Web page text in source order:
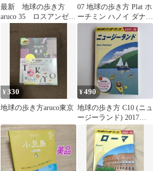
最新 地球の歩き方
aruco 35 ロスアンゼル
07 地球の歩き方 Plat ホ
ーチミン ハノイ ダナン
ホイアン
¥330
地球の歩き方aruco東京
¥490
地球の歩き方 C10 (ニュ
ージーランド) 2017〜